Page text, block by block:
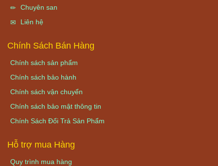
Chuyên san
Liên hệ
Chính Sách Bán Hàng
Chính sách sản phẩm
Chính sách bảo hành
Chính sách vận chuyển
Chính sách bảo mật thông tin
Chính Sách Đổi Trả Sản Phẩm
Hỗ trợ mua Hàng
Quy trình mua hàng